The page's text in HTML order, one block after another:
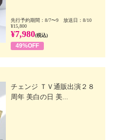
先行予約期間：8/7〜9 放送日：8/10
¥15,800
¥7,980(税込)
49%OFF
チェンジ ＴＶ通販出演２８
周年 美白の日 美...